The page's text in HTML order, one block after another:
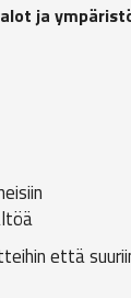
ja
että